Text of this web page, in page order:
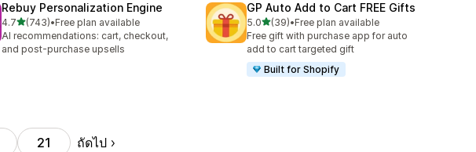
Rebuy Personalization Engine
4.7เต็ม 5 ดาว
(743)
ทั้งหมด 743 รีวิว
•Free plan available
AI recommendations: cart, checkout,
and post-purchase upsells
GP Auto Add to Cart FREE Gifts
5.0เต็ม 5 ดาว
(39)
ทั้งหมด 39 รีวิว
•Free plan available
Free gift with purchase app for auto
add to cart targeted gift
Built for Shopify
21 ถัดไป